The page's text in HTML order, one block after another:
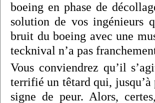
boeing en phase de
solution de vos ingénieurs
bruit du boeing avec une
tecknival n’a pas
Vous conviendrez qu’il
terrifié un têtard qui, jusqu’à
signe de peur. Alors,